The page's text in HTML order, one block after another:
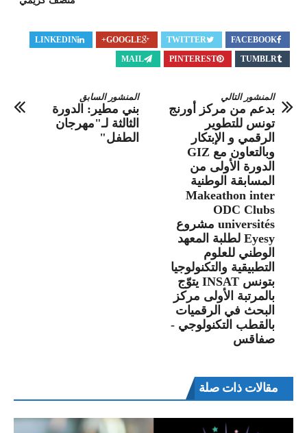
FACEBOOK
TWITTER
GOOGLE+
LINKEDIN
TUMBLR
PINTEREST
MAIL
المنشور السابق
بني مطير: الدورة
الثالثة لـ"مهرجان
الطفل"
المنشور التالي
بدعم من مركز أورنج
تونس للتطوير
الرقمي و الإبتكار
وبالتعاون مع GIZ
الدورة الأولى من
المسابقة الوطنية
Makeathon inter
ODC Clubs
universités مشروع
Eyesy لطلبة المعهد
الوطني للعلوم
التطبيقية والتكنولوجيا
بتونس INSAT يتوّج
بالمرتبة الأولى مركز
البحث في الرقميات
بالقطب التكنولوجي -
صفاقس
مقالات ذات صلة